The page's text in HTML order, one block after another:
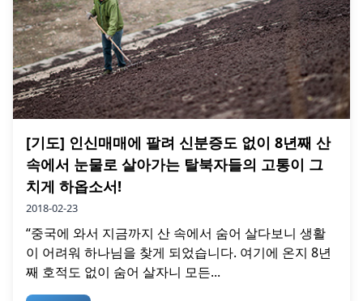
[기도] 인신매매에 팔려 신분증도 없이 8년째 산
속에서 눈물로 살아가는 탈북자들의 고통이 그
치게 하옵소서!
2018-02-23
“중국에 와서 지금까지 산 속에서 숨어 살다보니 생활
이 어려워 하나님을 찾게 되었습니다. 여기에 온지 8년
째 호적도 없이 숨어 살자니 모든...